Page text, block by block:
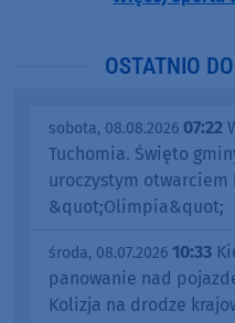
OSTATNIO
sobota, 08.08.2026 07:22
Tuchomia. Święto
uroczystym
&quot;Olimpia&quot;
środa, 08.07.2026 10:33
panowanie nad
Kolizja na drodze